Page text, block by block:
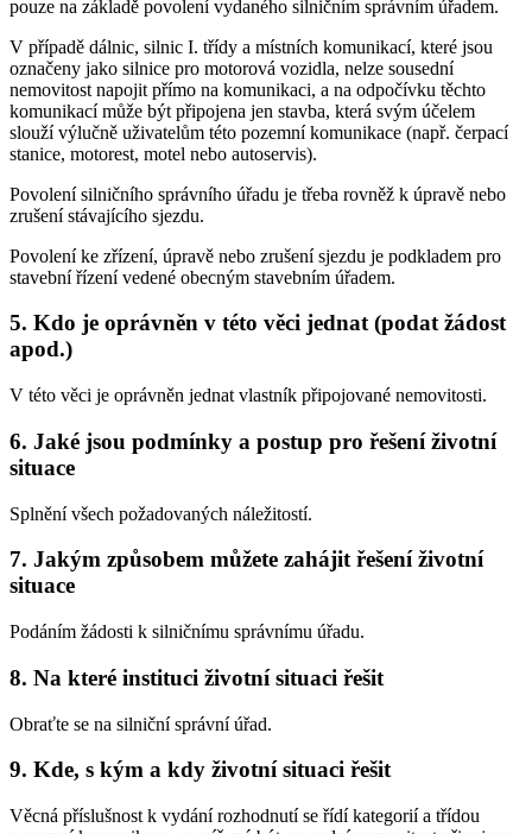
pouze na základě povolení vydaného silničním správním úřadem.
V případě dálnic, silnic I. třídy a místních komunikací, které jsou
označeny jako silnice pro motorová vozidla, nelze sousední
nemovitost napojit přímo na komunikaci, a na odpočívku těchto
komunikací může být připojena jen stavba, která svým účelem
slouží výlučně uživatelům této pozemní komunikace (např. čerpací
stanice, motorest, motel nebo autoservis).
Povolení silničního správního úřadu je třeba rovněž k úpravě nebo
zrušení stávajícího sjezdu.
Povolení ke zřízení, úpravě nebo zrušení sjezdu je podkladem pro
stavební řízení vedené obecným stavebním úřadem.
5. Kdo je oprávněn v této věci jednat (podat žádost
apod.)
V této věci je oprávněn jednat vlastník připojované nemovitosti.
6. Jaké jsou podmínky a postup pro řešení životní
situace
Splnění všech požadovaných náležitostí.
7. Jakým způsobem můžete zahájit řešení životní
situace
Podáním žádosti k silničnímu správnímu úřadu.
8. Na které instituci životní situaci řešit
Obraťte se na silniční správní úřad.
9. Kde, s kým a kdy životní situaci řešit
Věcná příslušnost k vydání rozhodnutí se řídí kategorií a třídou